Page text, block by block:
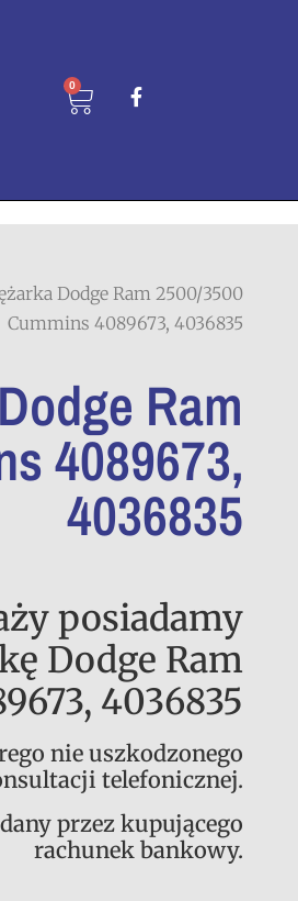
0
Dodge Ram 2500/3500
Cummins 4089673, 4036835
Ram
4089673,
4036835
posiadamy
Dodge Ram
4036835
nie uszkodzonego
telefonicznej.
przez kupującego
rachunek bankowy.